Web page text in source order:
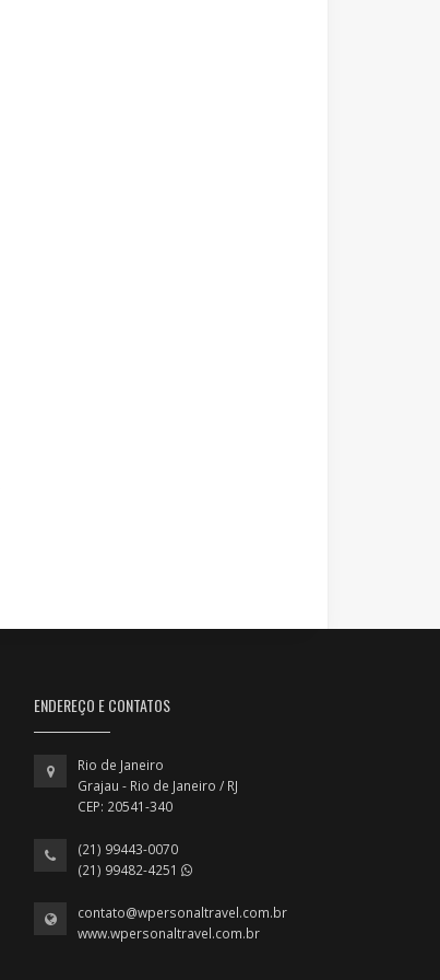
ENDEREÇO E CONTATOS
Rio de Janeiro
Grajau - Rio de Janeiro / RJ
CEP: 20541-340
(21) 99443-0070
(21) 99482-4251
contato@wpersonaltravel.com.br
www.wpersonaltravel.com.br